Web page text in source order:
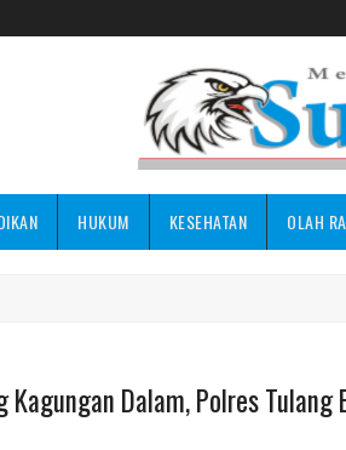
HUKUM KESEHATAN OLAH
Kagungan Dalam, Polres Tulang